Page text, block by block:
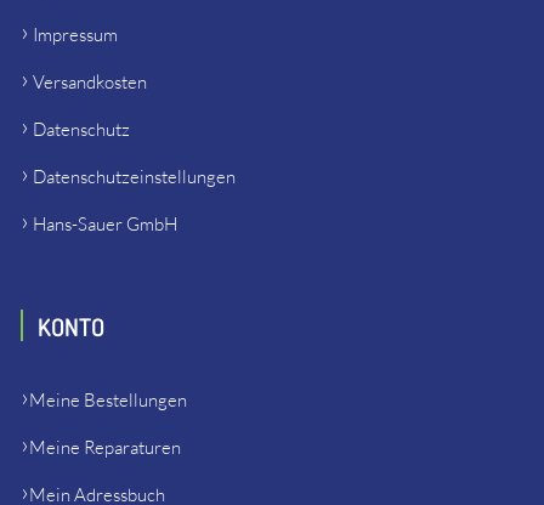
Impressum
Versandkosten
Datenschutz
Datenschutzeinstellungen
Hans-Sauer GmbH
KONTO
Meine Bestellungen
Meine Reparaturen
Mein Adressbuch